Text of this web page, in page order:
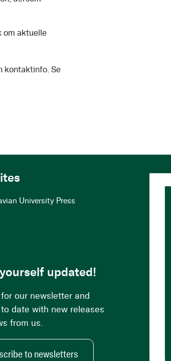
om aktuelle
kontaktinfo. Se
University Press
updated!
our newsletter and
date with new releases
from us.
to newsletters